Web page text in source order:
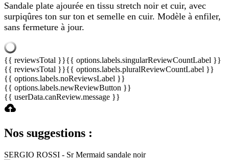
Sandale plate ajourée en tissu stretch noir et cuir, avec
surpiqûres ton sur ton et semelle en cuir. Modèle à enfiler,
sans fermeture à jour.
{{ reviewsTotal }}{{ options.labels.singularReviewCountLabel }}
{{ reviewsTotal }}{{ options.labels.pluralReviewCountLabel }}
{{ options.labels.noReviewsLabel }}
{{ options.labels.newReviewButton }}
{{ userData.canReview.message }}
Nos suggestions :
SERGIO ROSSI - Sr Mermaid sandale noir